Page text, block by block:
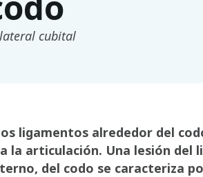
cubital
ligamentos alrededor del
la articulación. Una lesión del
del codo se caracteriza